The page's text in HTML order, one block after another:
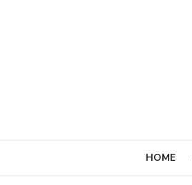
HOME